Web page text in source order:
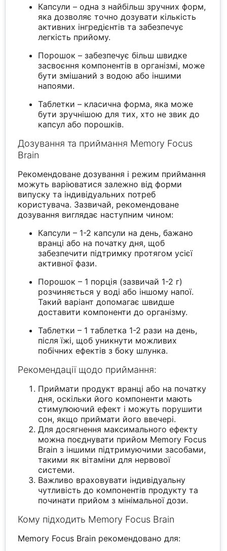
Капсули – одна з найбільш зручних форм,
яка дозволяє точно дозувати кількість
активних інгредієнтів та забезпечує
легкість прийому.
Порошок – забезпечує більш швидке
засвоєння компонентів в організмі, може
бути змішаний з водою або іншими
напоями.
Таблетки – класична форма, яка може
бути зручнішою для тих, хто не звик до
капсул або порошків.
Дозування та приймання Memory Focus
Brain
Рекомендоване дозування і режим приймання
можуть варіюватися залежно від форми
випуску та індивідуальних потреб
користувача. Зазвичай, рекомендоване
дозування виглядає наступним чином:
Капсули – 1-2 капсули на день, бажано
вранці або на початку дня, щоб
забезпечити підтримку протягом усієї
активної фази.
Порошок – 1 порція (зазвичай 1-2 г)
розчиняється у воді або іншому напої.
Такий варіант допомагає швидше
доставити компоненти до організму.
Таблетки – 1 таблетка 1-2 рази на день,
після їжі, щоб уникнути можливих
побічних ефектів з боку шлунка.
Рекомендації щодо приймання:
Приймати продукт вранці або на початку
дня, оскільки його компоненти мають
стимулюючий ефект і можуть порушити
сон, якщо приймати його ввечері.
Для досягнення максимального ефекту
можна поєднувати прийом Memory Focus
Brain з іншими підтримуючими засобами,
такими як вітаміни для нервової
системи.
Важливо враховувати індивідуальну
чутливість до компонентів продукту та
починати прийом з мінімальної дози.
Кому підходить Memory Focus Brain
Memory Focus Brain рекомендовано для: